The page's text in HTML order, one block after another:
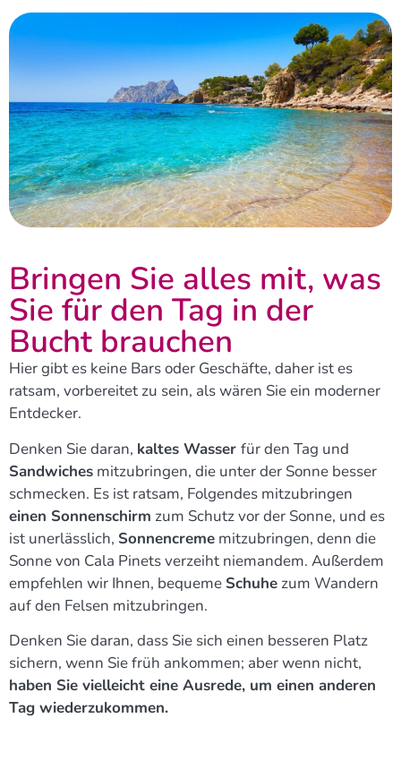
Bringen Sie alles mit, was
Sie für den Tag in der
Bucht brauchen
Hier gibt es keine Bars oder Geschäfte, daher ist es
ratsam, vorbereitet zu sein, als wären Sie ein moderner
Entdecker.
Denken Sie daran, kaltes Wasser für den Tag und
Sandwiches mitzubringen, die unter der Sonne besser
schmecken. Es ist ratsam, Folgendes mitzubringen
einen Sonnenschirm zum Schutz vor der Sonne, und es
ist unerlässlich, Sonnencreme mitzubringen, denn die
Sonne von Cala Pinets verzeiht niemandem. Außerdem
empfehlen wir Ihnen, bequeme Schuhe zum Wandern
auf den Felsen mitzubringen.
Denken Sie daran, dass Sie sich einen besseren Platz
sichern, wenn Sie früh ankommen; aber wenn nicht,
haben Sie vielleicht eine Ausrede, um einen anderen
Tag wiederzukommen.